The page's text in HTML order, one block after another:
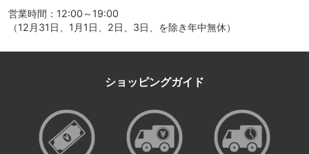
営業時間：12:00～19:00
（12月31日、1月1日、2日、3日、を除き年中無休）
ショッピングガイド